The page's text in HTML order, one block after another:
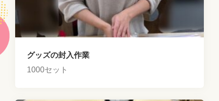
グッズの封入作業
1000セット